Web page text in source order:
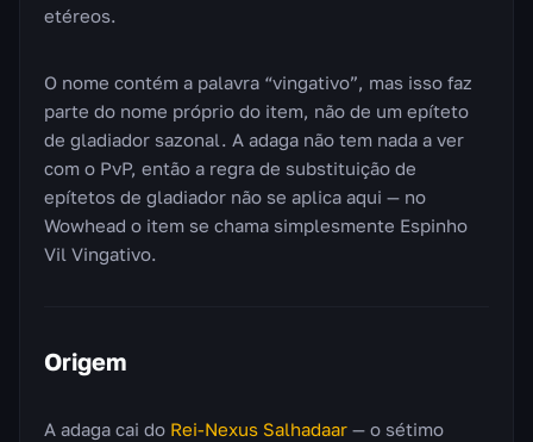
etéreos.
O nome contém a palavra “vingativo”, mas isso faz
parte do nome próprio do item, não de um epíteto
de gladiador sazonal. A adaga não tem nada a ver
com o PvP, então a regra de substituição de
epítetos de gladiador não se aplica aqui — no
Wowhead o item se chama simplesmente Espinho
Vil Vingativo.
Origem
A adaga cai do Rei-Nexus Salhadaar — o sétimo